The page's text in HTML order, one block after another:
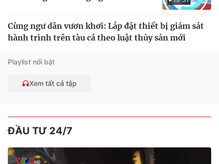
Cùng ngư dân vươn khơi: Lắp đặt thiết bị giám sát
hành trình trên tàu cá theo luật thủy sản mới
Playlist nổi bật
Xem tất cả tập
ĐẦU TƯ 24/7